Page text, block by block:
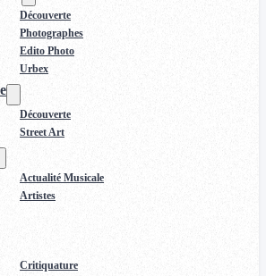
Découverte
Photographes
Edito Photo
Urbex
Découverte
Street Art
Actualité Musicale
Artistes
Critiquature